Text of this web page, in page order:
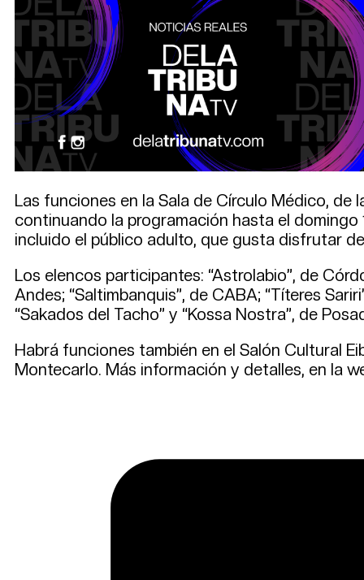
Las funciones en la Sala de Círculo Médico, de
continuando la programación hasta el
incluido el público adulto, que gusta disfrutar
Los elencos participantes: “Astrolabio”, de
Andes; “Saltimbanquis”, de CABA; “Títeres
“Sakados del Tacho” y “Kossa Nostra”, de
Habrá funciones también en el Salón Cultural
Montecarlo. Más información y detalles, en la